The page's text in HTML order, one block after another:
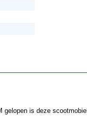
gelopen is deze